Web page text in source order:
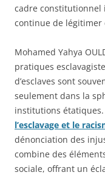
cadre constitutionnel
continue de légitimer
Mohamed Yahya
pratiques
d’esclaves sont
seulement dans la
institutions étatiques.
l’esclavage et le
dénonciation des
combine des
sociale, offrant un